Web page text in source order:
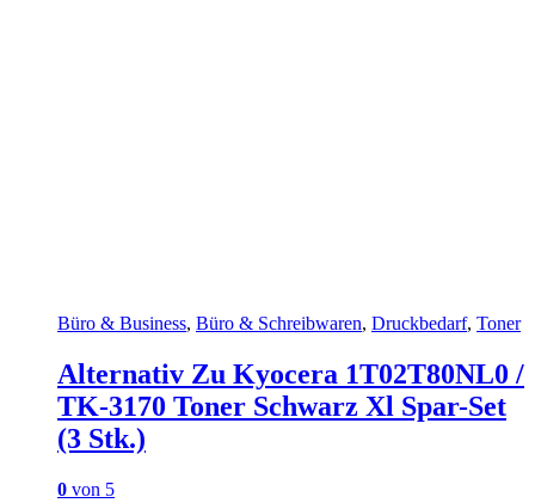
Büro & Business, Büro & Schreibwaren, Druckbedarf, Toner
Alternativ Zu Kyocera 1T02T80NL0 /
TK-3170 Toner Schwarz Xl Spar-Set
(3 Stk.)
0 von 5